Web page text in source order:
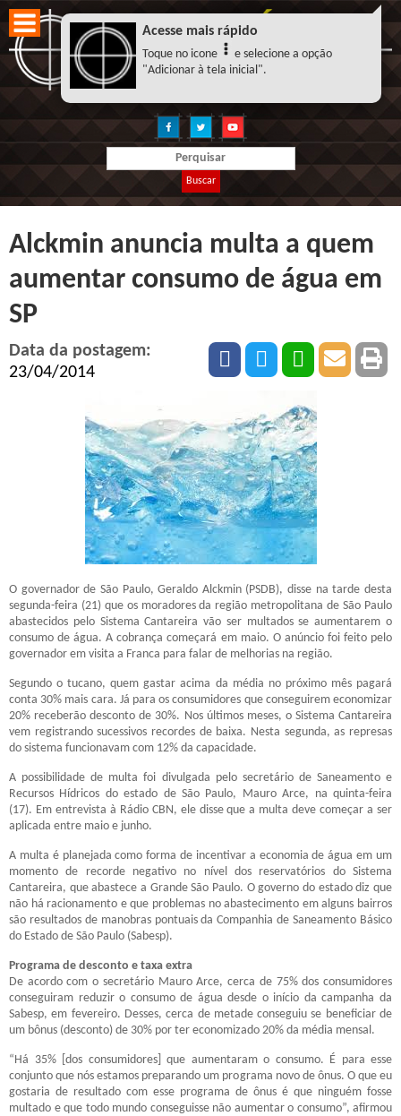
Buscar
Alckmin anuncia multa a quem
aumentar consumo de água em
SP
Data da postagem:
23/04/2014
O governador de São Paulo, Geraldo Alckmin (PSDB), disse na tarde desta
segunda-feira (21) que os moradores da região metropolitana de São Paulo
abastecidos pelo Sistema Cantareira vão ser multados se aumentarem o
consumo de água. A cobrança começará em maio. O anúncio foi feito pelo
governador em visita a Franca para falar de melhorias na região.
Segundo o tucano, quem gastar acima da média no próximo mês pagará
conta 30% mais cara. Já para os consumidores que conseguirem economizar
20% receberão desconto de 30%. Nos últimos meses, o Sistema Cantareira
vem registrando sucessivos recordes de baixa. Nesta segunda, as represas
do sistema funcionavam com 12% da capacidade.
A possibilidade de multa foi divulgada pelo secretário de Saneamento e
Recursos Hídricos do estado de São Paulo, Mauro Arce, na quinta-feira
(17). Em entrevista à Rádio CBN, ele disse que a multa deve começar a ser
aplicada entre maio e junho.
A multa é planejada como forma de incentivar a economia de água em um
momento de recorde negativo no nível dos reservatórios do Sistema
Cantareira, que abastece a Grande São Paulo. O governo do estado diz que
não há racionamento e que problemas no abastecimento em alguns bairros
são resultados de manobras pontuais da Companhia de Saneamento Básico
do Estado de São Paulo (Sabesp).
Programa de desconto e taxa extra
De acordo com o secretário Mauro Arce, cerca de 75% dos consumidores
conseguiram reduzir o consumo de água desde o início da campanha da
Sabesp, em fevereiro. Desses, cerca de metade conseguiu se beneficiar de
um bônus (desconto) de 30% por ter economizado 20% da média mensal.
“Há 35% [dos consumidores] que aumentaram o consumo. É para esse
conjunto que nós estamos preparando um programa novo de ônus. O que eu
gostaria de resultado com esse programa de ônus é que ninguém fosse
multado e que todo mundo conseguisse não aumentar o consumo”, afirmou
Acesse mais rápido
Toque no icone
e selecione a opção
"Adicionar à tela inicial".